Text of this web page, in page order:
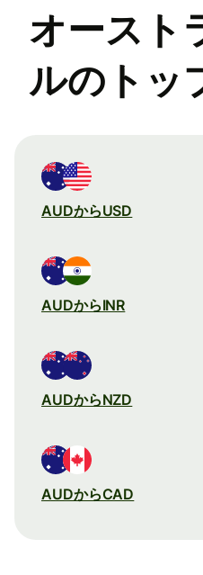
オースト
ルのトッ
AUDからUSD
AUDからINR
AUDからNZD
AUDからCAD